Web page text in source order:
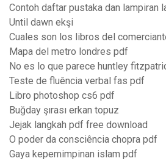
Contoh daftar pustaka dan lampiran
Until dawn ekşi
Cuales son los libros del
Mapa del metro londres pdf
No es lo que parece huntley
Teste de fluência verbal fas pdf
Libro photoshop cs6 pdf
Buğday şırası erkan topuz
Jejak langkah pdf free download
O poder da consciência chopra pdf
Gaya kepemimpinan islam pdf